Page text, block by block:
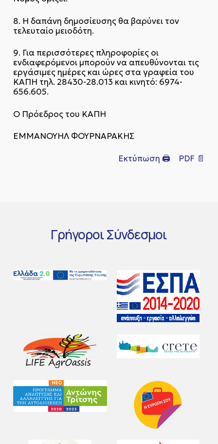
8. Η δαπάνη δημοσίευσης θα βαρύνει τον
τελευταίο μειοδότη.
9. Για περισσότερες πληροφορίες οι
ενδιαφερόμενοι μπορούν να απευθύνονται τις
εργάσιμες ημέρες και ώρες στα γραφεία του
ΚΑΠΗ τηλ. 28430-28.013 και κινητό: 6974-
656.605.
Ο Πρόεδρος του ΚΑΠΗ
ΕΜΜΑΝΟΥΗΛ ΦΟΥΡΝΑΡΑΚΗΣ
Εκτύπωση 🖨 PDF 📄
ΓρήγοροιΣύνδεσμοι